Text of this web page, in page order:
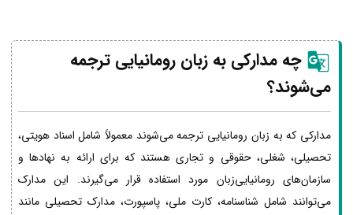
چه مدارکی به زبان رومانیایی ترجمه
می‌شوند؟
مدارکی که به زبان رومانیایی ترجمه می‌شوند معمولاً شامل اسناد هویتی،
تحصیلی، شغلی، حقوقی و تجاری هستند که برای ارائه به نهادها و
سازمان‌های رومانیایی‌زبان مورد استفاده قرار می‌گیرند. این مدارک
می‌توانند شامل شناسنامه، کارت ملی، پاسپورت، مدارک تحصیلی مانند